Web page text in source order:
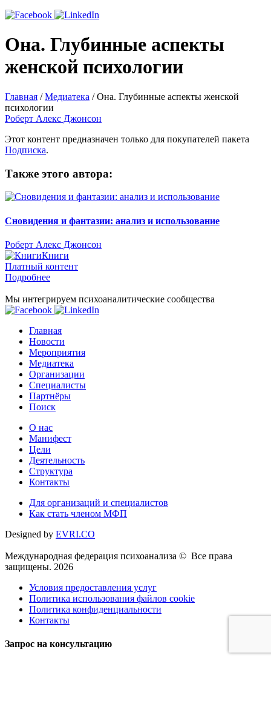
Она. Глубинные аспекты
женской психологии
Главная /Медиатека /Она. Глубинные аспекты женской
психологии
Роберт Алекс Джонсон
Этот контент предназначен только для покупателей пакета
Подписка.
Также этого автора:
Сновидения и фантазии: анализ и использование
Роберт Алекс Джонсон
Книги
Платный контент
Подробнее
Мы интегрируем психоаналитические сообщества
Главная
Новости
Мероприятия
Медиатека
Организации
Специалисты
Партнёры
Поиск
О нас
Манифест
Цели
Деятельность
Структура
Контакты
Для организаций и специалистов
Как стать членом МФП
Designed by EVRI.CO
Международная федерация психоанализа © Все права
защищены. 2026
Условия предоставления услуг
Политика использования файлов cookie
Политика конфиденциальности
Контакты
Запрос на консультацию